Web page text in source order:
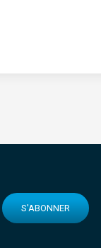
S'ABONNER